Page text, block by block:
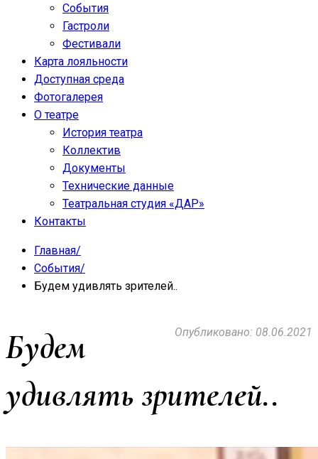
События
Гастроли
Фестивали
Карта лояльности
Доступная среда
Фотогалерея
О театре
История театра
Коллектив
Документы
Технические данные
Театральная студия «ДАР»
Контакты
Главная/
События/
Будем удивлять зрителей..
Опубликовано: 08.06.2021
Будем
удивлять зрителей..